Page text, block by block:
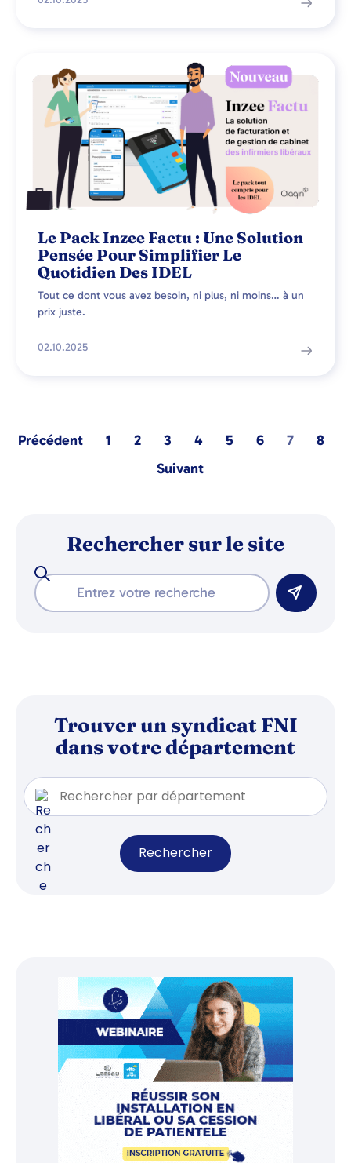
Le Pack Inzee Factu : Une Solution
Pensée Pour Simplifier Le
Quotidien Des IDEL
Tout ce dont vous avez besoin, ni plus, ni moins… à un
prix juste.
02.10.2025
Précédent 1 2 3 4 5 6 7
8
Suivant
Rechercher sur le site
Trouver un syndicat FNI
dans votre département